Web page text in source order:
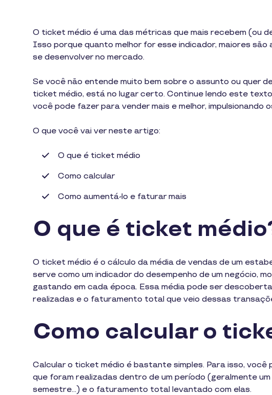
O ticket médio é uma das métricas que mais recebem (ou
Isso porque quanto melhor for esse indicador, maiores
se desenvolver no mercado.
Se você não entende muito bem sobre o assunto ou quer
ticket médio, está no lugar certo. Continue lendo este
você pode fazer para vender mais e melhor, impulsionando
O que você vai ver neste artigo:
O que é ticket médio
Como calcular
Como aumentá-lo e faturar mais
O que é ticket
O ticket médio é o cálculo da média de vendas de um
serve como um indicador do desempenho de um negócio,
gastando em cada época. Essa média pode ser
realizadas e o faturamento total que veio dessas
Como calcular o
Calcular o ticket médio é bastante simples. Para isso,
que foram realizadas dentro de um período (geralmente
semestre…) e o faturamento total levantado com elas.